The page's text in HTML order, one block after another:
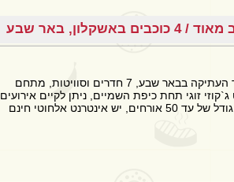
באשקלון, באר שבע
ממוקם בלב העיר העתיקה בבאר שבע, 7 חדרים וסוויטות, מתחם
זוגי תחת כיפת השמיים, ניתן לקיים אירועים
יש אינטרנט אלחוטי חינם